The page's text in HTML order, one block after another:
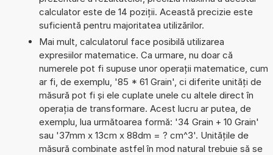
calculator este de 14 poziții. Această precizie este
suficientă pentru majoritatea utilizărilor.
Mai mult, calculatorul face posibilă utilizarea
expresiilor matematice. Ca urmare, nu doar că
numerele pot fi supuse unor operații matematice, cum
ar fi, de exemplu, '85 * 61 Grain', ci diferite unități de
măsură pot fi și ele cuplate unele cu altele direct în
operația de transformare. Acest lucru ar putea, de
exemplu, lua următoarea formă: '34 Grain + 10 Grain'
sau '37mm x 13cm x 88dm = ? cm^3'. Unitățile de
măsură combinate astfel în mod natural trebuie să se